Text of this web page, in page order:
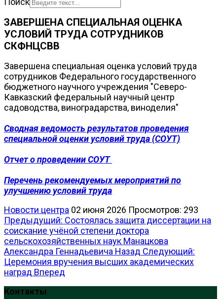
ЗАВЕРШЕНА СПЕЦИАЛЬНАЯ ОЦЕНКА
УСЛОВИЙ ТРУДА СОТРУДНИКОВ
СКФНЦСВВ
Завершена специальная оценка условий труда
сотрудников Федерального государственного
бюджетного научного учреждения "Северо-
Кавказский федеральный научный центр
садоводства, виноградарства, виноделия"
Сводная ведомость результатов проведения
специальной оценки условий труда (СОУТ)
Отчет о проведении СОУТ
Перечень рекомендуемых мероприятий по
улучшению условий труда
Новости центра 02 июня 2026 Просмотров: 293
Предыдущий: Состоялась защита диссертации на
соискание учёной степени доктора
сельскохозяйственных наук Манацкова
Александра Геннадьевича Назад Следующий:
Церемония вручения высших академических
наград Вперед
Контакты